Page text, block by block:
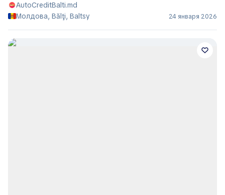
AutoCreditBalti.md
Молдова, Bălţi, Baltsy
24 января 2026